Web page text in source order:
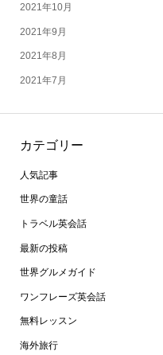
2021年10月
2021年9月
2021年8月
2021年7月
カテゴリー
人気記事
世界の童話
トラベル英会話
最新の投稿
世界グルメガイド
ワンフレーズ英会話
無料レッスン
海外旅行